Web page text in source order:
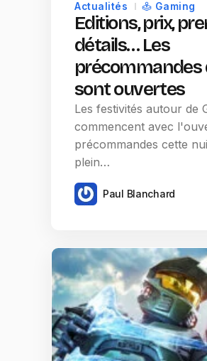
Actualités Gaming
Editions, prix,
détails… Les
précommandes
sont ouvertes
Les festivités autour de
commencent avec
précommandes cette
plein…
Paul Blanchard